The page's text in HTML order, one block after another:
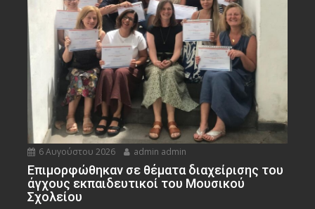
6 Αυγούστου 2026 admin admin
Eπιμορφώθηκαν σε θέματα διαχείρισης του
άγχους εκπαιδευτικοί του Μουσικού
Σχολείου